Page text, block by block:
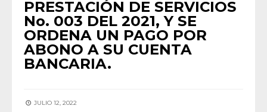
PRESTACIÓN DE SERVICIOS
No. 003 DEL 2021, Y SE
ORDENA UN PAGO POR
ABONO A SU CUENTA
BANCARIA.
JULIO 12, 2022